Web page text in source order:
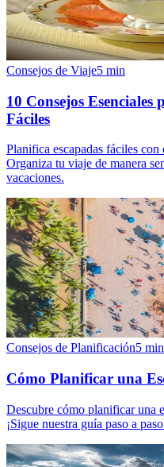
Consejos de Viaje5 min
10 Consejos
Fáciles
Planifica escapadas fáciles con
Organiza tu viaje de manera
vacaciones.
Consejos de Planificación5 min
Cómo Planificar una
Descubre cómo planificar una
¡Sigue nuestra guía paso a